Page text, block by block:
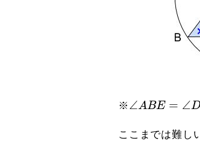
※ ∠ABE = ∠
∠ A BE= DC
ここまでは難し